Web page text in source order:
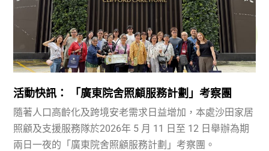
活動快訊： 「廣東院舍照顧服務計劃」考察團
隨著人口高齡化及跨境安老需求日益增加，本處沙田家居
照顧及支援服務隊於2026年 5 月 11 日至 12 日舉辦為期
兩日一夜的「廣東院舍照顧服務計劃」考察團。